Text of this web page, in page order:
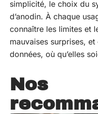
simplicité, le choix du
d’anodin. À chaque
connaître les limites et
mauvaises surprises,
données, où qu’elles
Nos